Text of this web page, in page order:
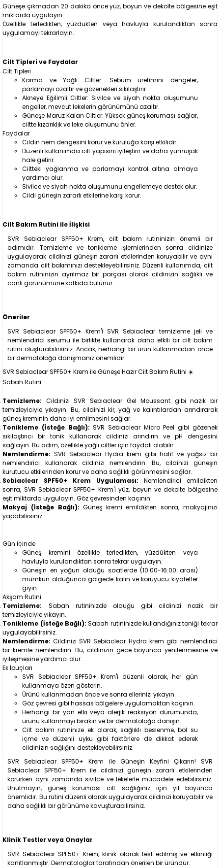
Güneşe çıkmadan 20 dakika önce yüz, boyun ve dekolte bölgesine eşit
miktarda uygulayın.
Özellikle terledikten, yüzdükten veya havluyla kurulandıktan sonra
uygulamayı tekrarlayın.
Cilt Tipleri ve Faydalar
Cilt Tipleri
Karma ve Yağlı Ciltler: Sebum üretimini dengeler,
parlamayı azaltır ve gözenekleri sıkılaştırır.
Akneye Eğilimli Ciltler: Sivilce ve siyah nokta oluşumunu
engeller, mevcut lekelerin görünümünü azaltır.
Güneşe Maruz Kalan Ciltler: Yüksek güneş koruması sağlar,
ciltte kızarıklık ve leke oluşumunu önler.
Faydalar
Cildin nem dengesini korur ve kuruluğa karşı etkilidir.
Düzenli kullanımda cilt yapısını iyileştirir ve daha yumuşak
hale getirir.
Ciltteki yağlanma ve parlamayı kontrol altına almaya
yardımcı olur.
Sivilce ve siyah nokta oluşumunu engellemeye destek olur.
Cildi güneşin zararlı etkilerine karşı korur.
Cilt Bakım Rutini ile İlişkisi
SVR Sebiaclear SPF50+ Krem, cilt bakım rutininizin önemli bir
adımıdır. Temizleme ve tonikleme işlemlerinden sonra cildinize
uygulayarak cildinizi güneşin zararlı etkilerinden koruyabilir ve aynı
zamanda cilt bakımınızı destekleyebilirsiniz. Düzenli kullanımda, cilt
bakım rutininizin ayrılmaz bir parçası olarak cildinizin sağlıklı ve
canlı görünümüne katkıda bulunur.
Öneriler
SVR Sebiaclear SPF50+ Krem'i SVR Sebiaclear temizleme jeli ve
nemlendirici serumu ile birlikte kullanarak daha etkili bir cilt bakım
rutini oluşturabilirsiniz. Ancak, herhangi bir ürün kullanmadan önce
bir dermatoloğa danışmanız önemlidir.
SVR Sebiaclear SPF50+ Krem ile Güneşe Hazır Cilt Bakım Rutini ☀️
Sabah Rutini
Temizleme: Cildinizi SVR Sebiaclear Gel Moussant gibi nazik bir
temizleyiciyle yıkayın. Bu, cildinizi kir, yağ ve kalıntılardan arındırarak
güneş kreminin daha iyi emilmesini sağlar.
Tonikleme (İsteğe Bağlı): SVR Sebiaclear Micro Peel gibi gözenek
sıkılaştırıcı bir tonik kullanarak cildinizi arındırın ve pH dengesini
sağlayın. Bu adım, özellikle yağlı ciltler için faydalı olabilir.
Nemlendirme: SVR Sebiaclear Hydra krem gibi hafif ve yağsız bir
nemlendirici kullanarak cildinizi nemlendirin. Bu, cildinizi güneşin
kurutucu etkilerinden korur ve daha sağlıklı görünmesini sağlar.
Sebiaclear SPF50+ Krem Uygulaması: Nemlendirici emildikten
sonra, SVR Sebiaclear SPF50+ Krem'i yüz, boyun ve dekolte bölgesine
eşit miktarda uygulayın. Göz çevresinden kaçının.
Makyaj (İsteğe Bağlı): Güneş kremi emildikten sonra, makyajınızı
yapabilirsiniz.
Gün İçinde
Güneş kremini özellikle terledikten, yüzdükten veya
havluyla kurulandıktan sonra tekrar uygulayın.
Güneşin en yoğun olduğu saatlerde (10:00-16:00 arası)
mümkün olduğunca gölgede kalın ve koruyucu kıyafetler
giyin.
Akşam Rutini
Temizleme: Sabah rutininizde olduğu gibi cildinizi nazik bir
temizleyiciyle yıkayın.
Tonikleme (İsteğe Bağlı): Sabah rutininizde kullandığınız toniği tekrar
uygulayabilirsiniz.
Nemlendirme: Cildinizi SVR Sebiaclear Hydra krem gibi nemlendirici
bir kremle nemlendirin. Bu, cildinizin gece boyunca yenilenmesine ve
iyileşmesine yardımcı olur.
Ek İpuçları
SVR Sebiaclear SPF50+ Krem'i düzenli olarak, her gün
kullanmaya özen gösterin.
Ürünü kullanmadan önce ve sonra ellerinizi yıkayın.
Göz çevresi gibi hassas bölgelere uygulamaktan kaçının.
Herhangi bir yan etki veya alerjik reaksiyon durumunda,
ürünü kullanmayı bırakın ve bir dermatoloğa danışın.
Cilt bakım rutininize ek olarak, sağlıklı beslenme, bol su
içme ve düzenli uyku gibi faktörlere de dikkat ederek
cildinizin sağlığını destekleyebilirsiniz.
SVR Sebiaclear SPF50+ Krem ile Güneşin Keyfini Çıkarın! SVR
Sebiaclear SPF50+ Krem ile cildinizi güneşin zararlı etkilerinden
korurken aynı zamanda sivilce ve lekelerle mücadele edebilirsiniz.
Unutmayın, güneş koruması cilt sağlığınız için yıl boyunca
önemlidir. Bu rutini düzenli olarak uygulayarak cildinizi koruyabilir ve
daha sağlıklı bir görünüme kavuşturabilirsiniz.
Klinik Testler veya Onaylar
SVR Sebiaclear SPF50+ Krem, klinik olarak test edilmiş ve etkinliği
kanıtlanmıştır. Dermatologlar tarafından önerilen bir üründür.